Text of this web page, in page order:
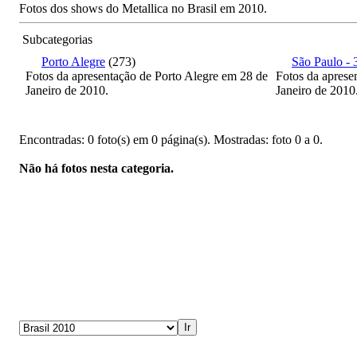
Fotos dos shows do Metallica no Brasil em 2010.
Subcategorias
Porto Alegre (273)
Fotos da apresentação de Porto Alegre em 28 de
Janeiro de 2010.
São Paulo -
Fotos da
Janeiro de
Encontradas: 0 foto(s) em 0 página(s). Mostradas: foto 0 a 0.
Não há fotos nesta categoria.